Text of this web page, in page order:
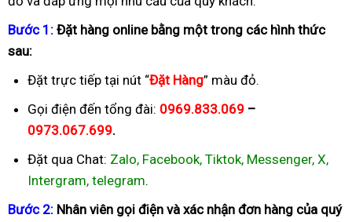
Bước 1: Đặt hàng online bằng một trong các hình thức
sau:
Đặt trực tiếp tại nút “Đặt Hàng” màu đỏ.
Gọi điện đến tổng đài: 0969.833.069 –
0973.067.699.
Đặt qua Chat: Zalo, Facebook, Tiktok, Messenger, X,
Intergram, telegram.
Bước 2: Nhân viên gọi điện và xác nhận đơn hàng của quý